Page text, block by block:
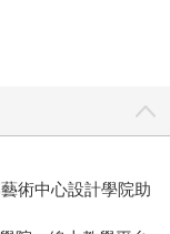
術中心設計學院助